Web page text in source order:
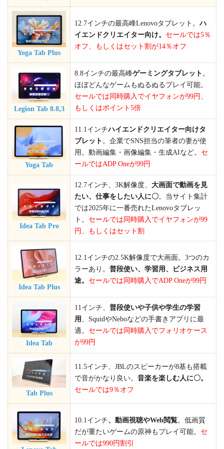
Yoga Tab Plus
12.7インチの最高峰Lenovoタブレット。ハ
イエンドクリエイター向け。 セールでは5％
オフ、もしくはセット割が14％オフ
Legion Tab 8.8,3
8.8インチの最高峰ゲーミングタブレット 。
ほぼどんなゲームもぬるぬるプレイ可能。
セールでは同時購入でイヤフォンが99円、
もしくはポイント5倍
Yoga Tab
11.1インチハイエンドクリエイター向けタ
ブレット 。企業でSNS担当の筆者の妻が使
用。動画編集・画像編集・生成AIなど。 セ
ールではADP Oneが99円
Idea Tab Pro
12.7インチ、3K解像度、 大画面で動画を見
たい、仕事をしたい人に〇。当サイト集計
では2025年に一番売れたLenovoタブレッ
ト。 セールでは同時購入でイヤフォンが99
円、もしくはセット割
Idea Tab Plus
12.1インチの2.5K解像度で大画面。3つのカ
ラーあり。 普段使い、学習用、ビジネス用
途。 セールでは同時購入でADP Oneが99円
Idea Tab
11インチ、 普段使いや子供や学生の学習
用
、SquidやNeboなどの手書きアプリに最
適。 セールでは同時購入でフォリオケース
が99円
Tab Plus
11.5インチ、JBLのスピーカーが8基も搭載
で音がかなり良い。 音楽を楽しむ人に〇。
セールでは9％オフ
10.1インチ、動画視聴やWeb閲覧。低画質
だが重たいゲームの原神もプレイ可能。 セ
ールでは990円割引